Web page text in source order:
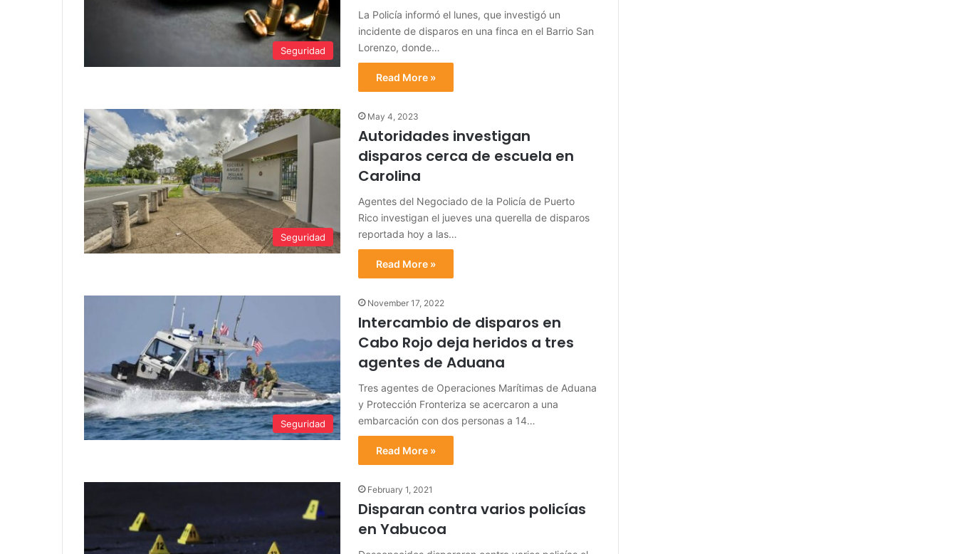
Seguridad
La Policía informó el lunes, que investigó un
incidente de disparos en una finca en el Barrio San
Lorenzo, donde…
Read More »
Seguridad
May 4, 2023
Autoridades investigan
disparos cerca de escuela en
Carolina
Agentes del Negociado de la Policía de Puerto
Rico investigan el jueves una querella de disparos
reportada hoy a las…
Read More »
Seguridad
November 17, 2022
Intercambio de disparos en
Cabo Rojo deja heridos a tres
agentes de Aduana
Tres agentes de Operaciones Marítimas de Aduana
y Protección Fronteriza se acercaron a una
embarcación con dos personas a 14…
Read More »
February 1, 2021
Disparan contra varios policías
en Yabucoa